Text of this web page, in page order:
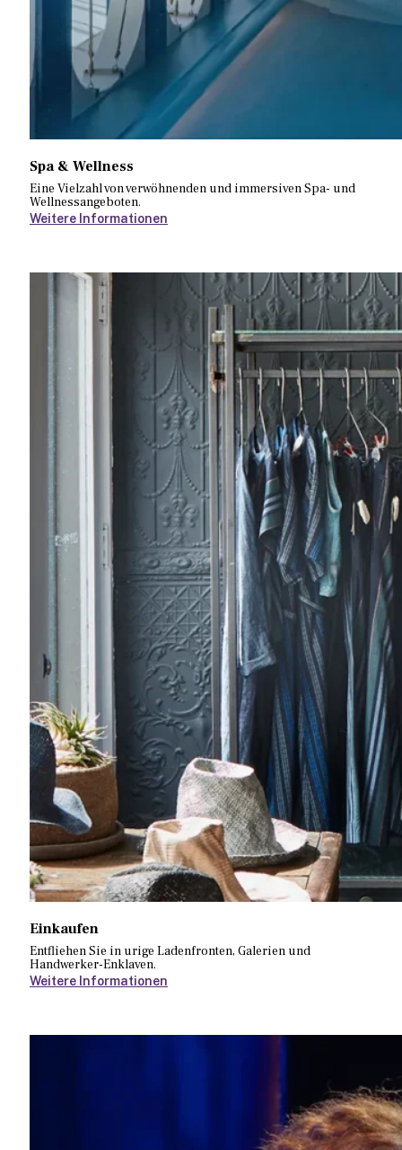
Spa & Wellness
Eine Vielzahl von verwöhnenden und immersiven Spa- und
Wellnessangeboten.
Weitere Informationen
Einkaufen
Entfliehen Sie in urige Ladenfronten, Galerien und
Handwerker-Enklaven.
Weitere Informationen